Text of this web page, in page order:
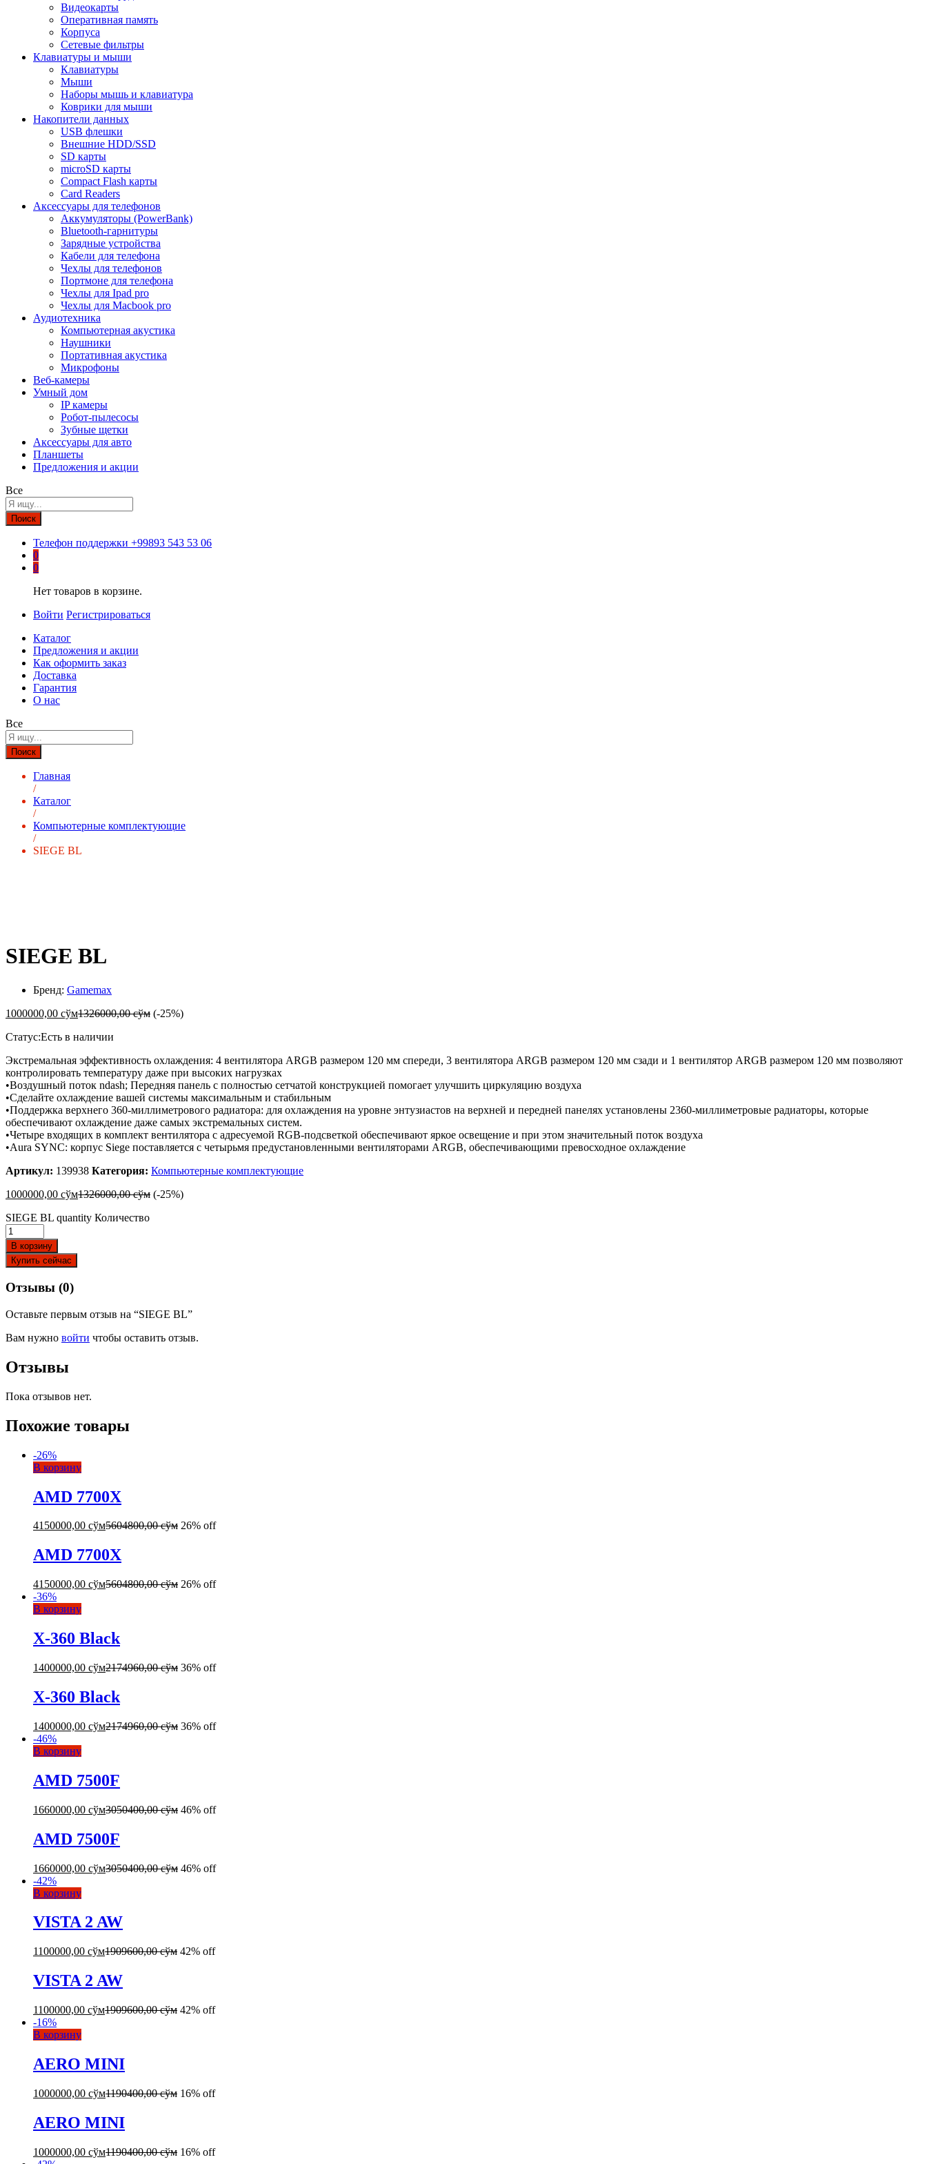
Видеокарты
Оперативная память
Корпуса
Сетевые фильтры
Клавиатуры и мыши
Клавиатуры
Мыши
Наборы мышь и клавиатура
Коврики для мыши
Накопители данных
USB флешки
Внешние HDD/SSD
SD карты
microSD карты
Compact Flash карты
Card Readers
Аксессуары для телефонов
Аккумуляторы (PowerBank)
Bluetooth-гарнитуры
Зарядные устройства
Кабели для телефона
Чехлы для телефонов
Портмоне для телефона
Чехлы для Ipad pro
Чехлы для Macbook pro
Аудиотехника
Компьютерная акустика
Наушники
Портативная акустика
Микрофоны
Веб-камеры
Умный дом
IP камеры
Робот-пылесосы
Зубные щетки
Аксессуары для авто
Планшеты
Предложения и акции
Все
Поиск
Телефон поддержки +99893 543 53 06
0
0
Нет товаров в корзине.
Войти Регистрироваться
Каталог
Предложения и акции
Как оформить заказ
Доставка
Гарантия
О нас
Все
Поиск
Главная
/
Каталог
/
Компьютерные комплектующие
/
SIEGE BL
SIEGE BL
Бренд: Gamemax
1000000,00 сўм1326000,00сўм (-25%)
Статус:Есть в наличии
Экстремальная эффективность охлаждения: 4 вентилятора ARGB размером 120 мм спереди, 3 вентилятора ARGB размером 120 мм сзади и 1 вентилятор ARGB размером 120 мм позволяют
контролировать температуру даже при высоких нагрузках
•Воздушный поток ndash; Передняя панель с полностью сетчатой ​​конструкцией помогает улучшить циркуляцию воздуха
•Сделайте охлаждение вашей системы максимальным и стабильным
•Поддержка верхнего 360-миллиметрового радиатора: для охлаждения на уровне энтузиастов на верхней и передней панелях установлены 2360-миллиметровые радиаторы, которые
обеспечивают охлаждение даже самых экстремальных систем.
•Четыре входящих в комплект вентилятора с адресуемой RGB-подсветкой обеспечивают яркое освещение и при этом значительный поток воздуха
•Aura SYNC: корпус Siege поставляется с четырьмя предустановленными вентиляторами ARGB, обеспечивающими превосходное охлаждение
Артикул: 139938 Категория: Компьютерные комплектующие
1000000,00 сўм1326000,00сўм (-25%)
SIEGE BL quantity Количество
В корзину
Купить сейчас
Отзывы (0)
Оставьте первым отзыв на “SIEGE BL”
Вам нужно войти чтобы оставить отзыв.
Отзывы
Пока отзывов нет.
Похожие товары
-26%
В корзину
AMD 7700X
4150000,00 сўм5604800,00сўм 26% off
AMD 7700X
4150000,00 сўм5604800,00сўм 26% off
-36%
В корзину
X-360 Black
1400000,00 сўм2174960,00сўм 36% off
X-360 Black
1400000,00 сўм2174960,00сўм 36% off
-46%
В корзину
AMD 7500F
1660000,00 сўм3050400,00сўм 46% off
AMD 7500F
1660000,00 сўм3050400,00сўм 46% off
-42%
В корзину
VISTA 2 AW
1100000,00 сўм1909600,00сўм 42% off
VISTA 2 AW
1100000,00 сўм1909600,00сўм 42% off
-16%
В корзину
AERO MINI
1000000,00 сўм1190400,00сўм 16% off
AERO MINI
1000000,00 сўм1190400,00сўм 16% off